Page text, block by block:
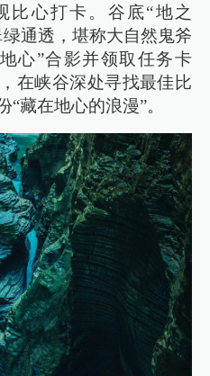
比心打卡。谷底“地之
通透，堪称大自然鬼斧
心”合影并领取任务卡
在峡谷深处寻找最佳比
藏在地心的浪漫”。